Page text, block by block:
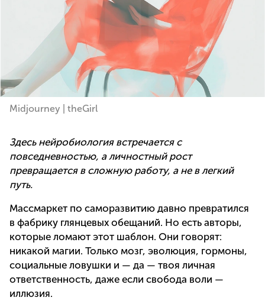
Midjourney | theGirl
Здесь нейробиология встречается с
повседневностью, а личностный рост
превращается в сложную работу, а не в легкий
путь.
Массмаркет по саморазвитию давно превратился
в фабрику глянцевых обещаний. Но есть авторы,
которые ломают этот шаблон. Они говорят:
никакой магии. Только мозг, эволюция, гормоны,
социальные ловушки и — да — твоя личная
ответственность, даже если свобода воли —
иллюзия.